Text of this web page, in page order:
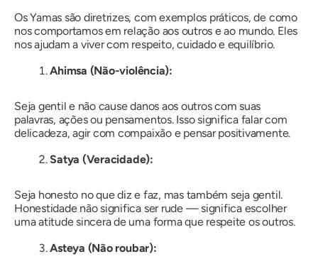
Os Yamas são diretrizes, com exemplos práticos, de como
nos comportamos em relação aos outros e ao mundo. Eles
nos ajudam a viver com respeito, cuidado e equilíbrio.
Ahimsa (Não-violência):
Seja gentil e não cause danos aos outros com suas
palavras, ações ou pensamentos. Isso significa falar com
delicadeza, agir com compaixão e pensar positivamente.
Satya (Veracidade):
Seja honesto no que diz e faz, mas também seja gentil.
Honestidade não significa ser rude — significa escolher
uma atitude sincera de uma forma que respeite os outros.
Asteya (Não roubar):